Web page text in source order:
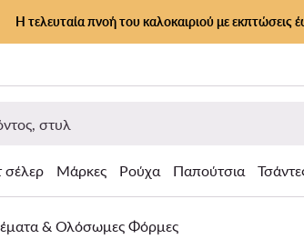
Η τελευταία πνοή του καλοκαιριού με εκπτώσεις
Μάρκες Ρούχα Παπούτσια
& Ολόσωμες Φόρμες